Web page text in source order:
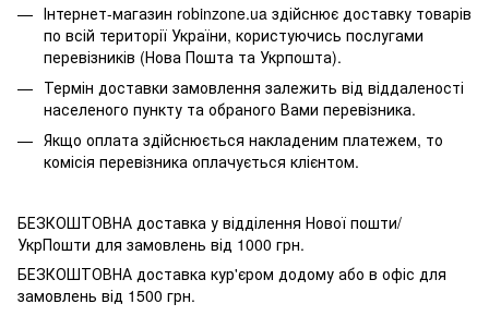
Інтернет-магазин robinzone.ua здійснює доставку товарів
по всій території України, користуючись послугами
перевізників (Нова Пошта та Укрпошта).
Термін доставки замовлення залежить від віддаленості
населеного пункту та обраного Вами перевізника.
Якщо оплата здійснюється накладеним платежем, то
комісія перевізника оплачується клієнтом.
БЕЗКОШТОВНА доставка у відділення Нової пошти/
УкрПошти для замовлень від 1000 грн.
БЕЗКОШТОВНА доставка кур'єром додому або в офіс для
замовлень від 1500 грн.